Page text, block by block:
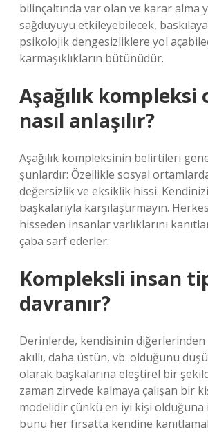
bilinçaltında var olan ve karar alma
sağduyuyu etkileyebilecek,
psikolojik dengesizliklere yol
karmaşıklıkların bütünüdür.
Aşağılık kompleksi
nasıl anlaşılır?
Aşağılık kompleksinin belirtileri
şunlardır: Özellikle sosyal
değersizlik ve eksiklik hissi.
başkalarıyla karşılaştırmayın.
hisseden insanlar varlıklarını
çaba sarf ederler.
Kompleksli insan
davranır?
Derinlerde, kendisinin diğerlerinden
akıllı, daha üstün, vb. olduğunu
olarak başkalarına eleştirel bir
zaman zirvede kalmaya çalışan bir
modelidir çünkü en iyi kişi olduğuna
bunu her fırsatta kendine